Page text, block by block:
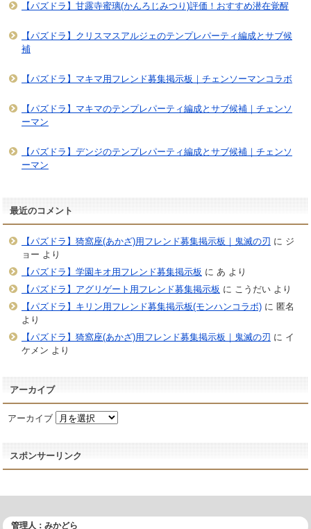
【パズドラ】甘露寺蜜璃(かんろじみつり)評価！おすすめ潜在覚醒
【パズドラ】クリスマスアルジェのテンプレパーティ編成とサブ候
補
【パズドラ】マキマ用フレンド募集掲示板｜チェンソーマンコラボ
【パズドラ】マキマのテンプレパーティ編成とサブ候補｜チェンソ
ーマン
【パズドラ】デンジのテンプレパーティ編成とサブ候補｜チェンソ
ーマン
最近のコメント
【パズドラ】猗窩座(あかざ)用フレンド募集掲示板｜鬼滅の刃 に ジ
ョー より
【パズドラ】学園キオ用フレンド募集掲示板 に あ より
【パズドラ】アグリゲート用フレンド募集掲示板 に こうだいより
【パズドラ】キリン用フレンド募集掲示板(モンハンコラボ)に 匿名
より
【パズドラ】猗窩座(あかざ)用フレンド募集掲示板｜鬼滅の刃 に イ
ケメン より
アーカイブ
アーカイブ
スポンサーリンク
管理人：みかどら